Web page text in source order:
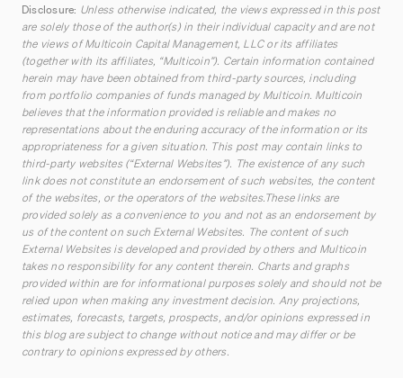
Disclosure: Unless otherwise indicated, the views expressed in this post
are solely those of the author(s) in their individual capacity and are not
the views of Multicoin Capital Management, LLC or its affiliates
(together with its affiliates, “Multicoin”). Certain information contained
herein may have been obtained from third-party sources, including
from portfolio companies of funds managed by Multicoin. Multicoin
believes that the information provided is reliable and makes no
representations about the enduring accuracy of the information or its
appropriateness for a given situation. This post may contain links to
third-party websites (“External Websites”). The existence of any such
link does not constitute an endorsement of such websites, the content
of the websites, or the operators of the websites.These links are
provided solely as a convenience to you and not as an endorsement by
us of the content on such External Websites. The content of such
External Websites is developed and provided by others and Multicoin
takes no responsibility for any content therein. Charts and graphs
provided within are for informational purposes solely and should not be
relied upon when making any investment decision. Any projections,
estimates, forecasts, targets, prospects, and/or opinions expressed in
this blog are subject to change without notice and may differ or be
contrary to opinions expressed by others.